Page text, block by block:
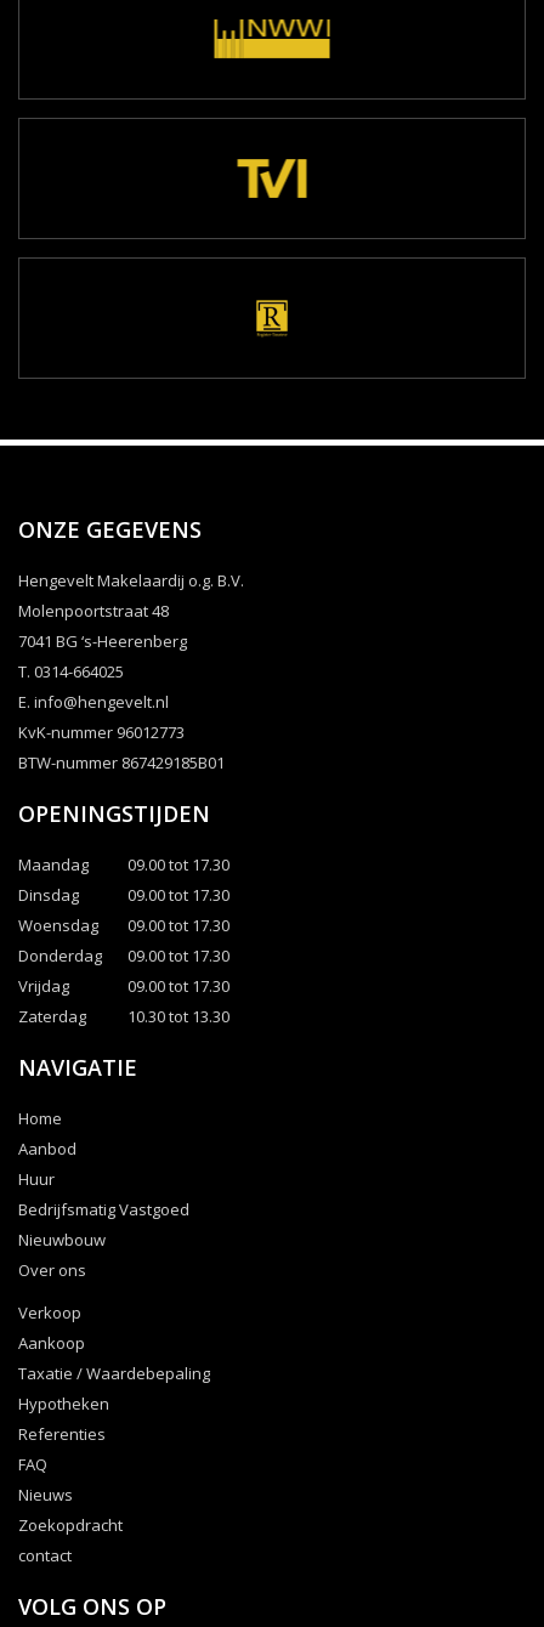
ONZE GEGEVENS
Hengevelt Makelaardij o.g. B.V.
Molenpoortstraat 48
7041 BG ‘s-Heerenberg
T. 0314-664025
E. info@hengevelt.nl
KvK-nummer 96012773
BTW-nummer 867429185B01
OPENINGSTIJDEN
Maandag
09.00 tot 17.30
Dinsdag
09.00 tot 17.30
Woensdag
09.00 tot 17.30
Donderdag
09.00 tot 17.30
Vrijdag
09.00 tot 17.30
Zaterdag
10.30 tot 13.30
NAVIGATIE
Home
Aanbod
Huur
Bedrijfsmatig Vastgoed
Nieuwbouw
Over ons
Verkoop
Aankoop
Taxatie / Waardebepaling
Hypotheken
Referenties
FAQ
Nieuws
Zoekopdracht
contact
VOLG ONS OP